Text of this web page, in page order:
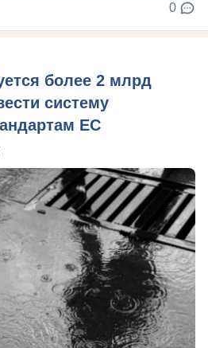
0
более 2 млрд
систему
ЕС